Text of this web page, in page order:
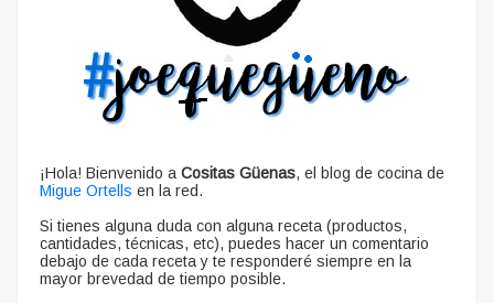
¡Hola! Bienvenido a Cositas Güenas, el blog de cocina de
Migue Ortells en la red.
Si tienes alguna duda con alguna receta (productos,
cantidades, técnicas, etc), puedes hacer un comentario
debajo de cada receta y te responderé siempre en la
mayor brevedad de tiempo posible.